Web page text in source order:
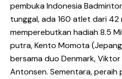
pembuka Indonesia
tunggal, ada 160 atlet dari 42
memperebutkan hadiah 8.5
putra, Kento Momota
bersama duo Denmark,
Antonsen. Sementara, peraih